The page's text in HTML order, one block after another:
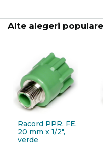
Alte alegeri populare
Racord PPR, FE,
20 mm x 1/2",
verde